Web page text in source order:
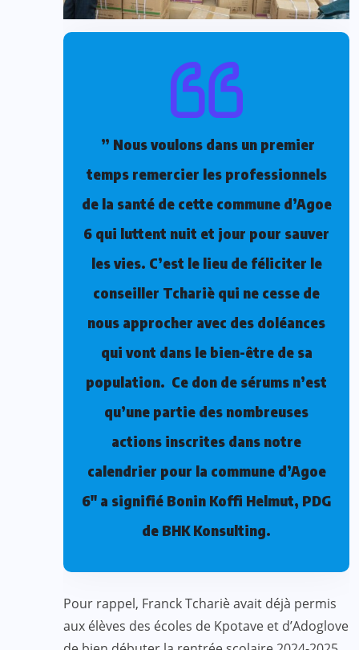
” Nous voulons dans un premier
temps remercier les professionnels
de la santé de cette commune d’Agoe
6 qui luttent nuit et jour pour sauver
les vies. C’est le lieu de féliciter le
conseiller Tchariè qui ne cesse de
nous approcher avec des doléances
qui vont dans le bien-être de sa
population. Ce don de sérums n’est
qu’une partie des nombreuses
actions inscrites dans notre
calendrier pour la commune d’Agoe
6″ a signifié Bonin Koffi Helmut, PDG
de BHK Konsulting.
Pour rappel, Franck Tchariè avait déjà permis
aux élèves des écoles de Kpotave et d’Adoglove